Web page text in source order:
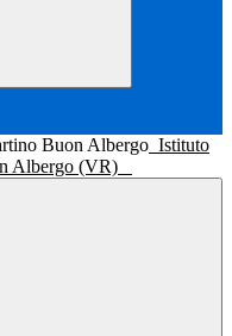
Istituto
Albergo (VR)